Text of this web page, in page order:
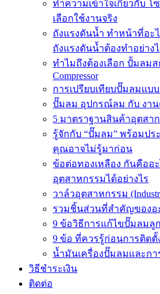
ทำความเข้าใจเกี่ยวกับ โ
เลือกใช้งานจริง
ถังแรงดันน้ำ ทำหน้าที่อะ
ถังแรงดันน้ำต้องทำอย่าง
ทำไมถึงต้องเลือก ปั้มลมส
Compressor
การเปรียบเทียบปั๊มลมแบ
ปั๊มลม อุปกรณ์ลม กับ งาน
5 มาตราฐานสินค้าอุตสา
รู้จักกับ “ปั๊มลม” พร้อมป
คุณอาจไม่รู้มาก่อน
ข้อต่อทองเหลือง กันคืออ
อุตสาหกรรมได้อย่างไร
วาล์วอุตสาหกรรม
รวมชิ้นส่วนที่สำคัญของอ
9 ข้อวิธีการแก้ไขปั๊มลมลู
9 ข้อ ที่ควรรู้ก่อนการติด
น้ำมันเครื่องปั๊มลมและกา
วิธีชำระเงิน
ติดต่อ